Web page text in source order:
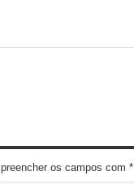
os campos com *